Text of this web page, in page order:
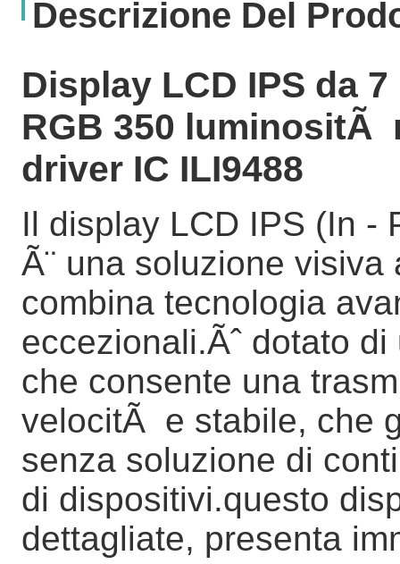
Descrizione Del
Display LCD IPS da
RGB 350 luminositÃ
driver IC ILI9488
Il display LCD IPS (In -
Ã¨ una soluzione
combina tecnologia
eccezionali.Ãˆ dotato
che consente una
velocitÃ e stabile, che
senza soluzione di
di dispositivi.questo
dettagliate, presenta